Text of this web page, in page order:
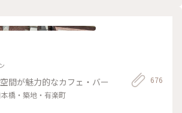
間が魅力的なカフェ・バー
橋・築地・有楽町
676